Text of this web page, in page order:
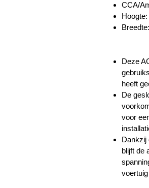
CCA/
Deze
heeft
De
voor
Dankzij
blijft de